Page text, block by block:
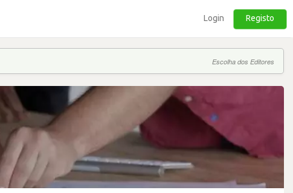
Login Registo
Escolha dos Editores